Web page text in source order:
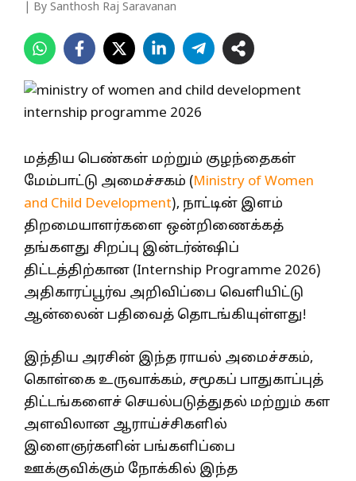
| By Santhosh Raj Saravanan
மத்திய பெண்கள் மற்றும் குழந்தைகள்
மேம்பாட்டு அமைச்சகம் (Ministry of Women
and Child Development), நாட்டின் இளம்
திறமையாளர்களை ஒன்றிணைக்கத்
தங்களது சிறப்பு இன்டர்ன்ஷிப்
திட்டத்திற்கான (Internship Programme 2026)
அதிகாரப்பூர்வ அறிவிப்பை வெளியிட்டு
ஆன்லைன் பதிவைத் தொடங்கியுள்ளது!
இந்திய அரசின் இந்த ராயல் அமைச்சகம்,
கொள்கை உருவாக்கம், சமூகப் பாதுகாப்புத்
திட்டங்களைச் செயல்படுத்துதல் மற்றும் கள
அளவிலான ஆராய்ச்சிகளில்
இளைஞர்களின் பங்களிப்பை
ஊக்குவிக்கும் நோக்கில் இந்த